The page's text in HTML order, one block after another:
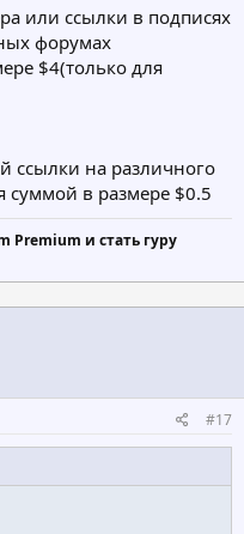
или ссылки в подписях
форумах
$4(только для
ссылки на различного
суммой в размере $0.5
Premium и стать гуру
#17